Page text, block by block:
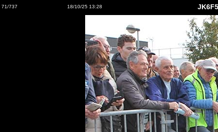
71/737 18/10/25 13:28